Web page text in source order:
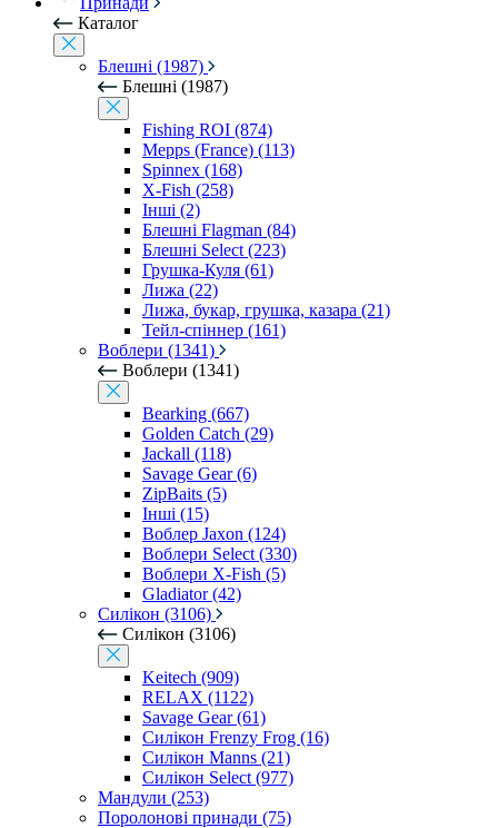
Каталог
Блешні (1987)
Блешні (1987)
Fishing ROI (874)
Mepps (France) (113)
Spinnex (168)
X-Fish (258)
Інші (2)
Блешні Flagman (84)
Блешні Select (223)
Грушка-Куля (61)
Лижа (22)
Лижа, букар, грушка, казара (21)
Тейл-спіннер (161)
Воблери (1341)
Воблери (1341)
Bearking (667)
Golden Catch (29)
Jackall (118)
Savage Gear (6)
ZipBaits (5)
Інші (15)
Воблер Jaxon (124)
Воблери Select (330)
Воблери X-Fish (5)
Gladiator (42)
Силікон (3106)
Силікон (3106)
Keitech (909)
RELAX (1122)
Savage Gear (61)
Силікон Frenzy Frog (16)
Силікон Manns (21)
Силікон Select (977)
Мандули (253)
Поролонові принади (75)